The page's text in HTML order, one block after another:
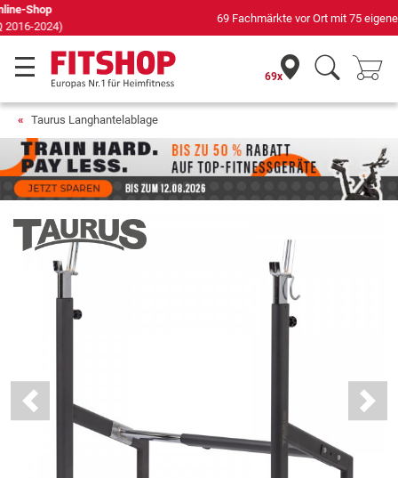
69 Fachmärkte vor Ort mit 75 eigenen Servicetechnikern
69x
Taurus Langhantelablage
Previous Next